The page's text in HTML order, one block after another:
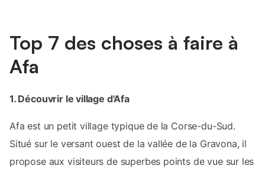
Top 7 des choses à faire à
Afa
1. Découvrir le village d'Afa
Afa est un petit village typique de la Corse-du-Sud.
Situé sur le versant ouest de la vallée de la Gravona, il
propose aux visiteurs de superbes points de vue sur les